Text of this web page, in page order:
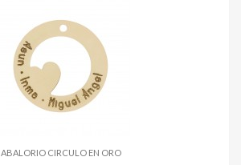
ABALORIO CIRCULO EN ORO